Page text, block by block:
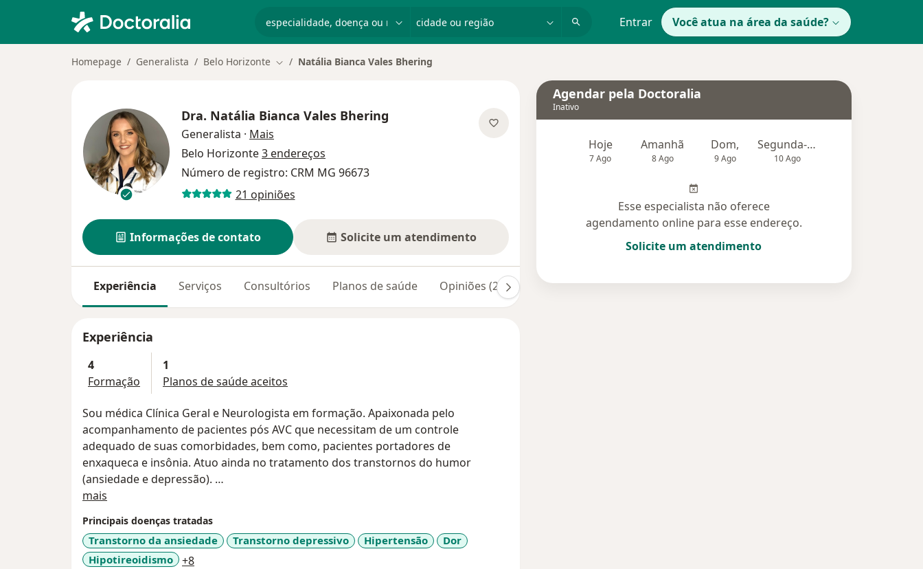
Entrar Você atua na área da saúde?
Homepage Generalista Belo Horizonte Mudar de cidade
Natália Bianca Vales Bhering
Dra. Natália Bianca Vales Bhering
Generalista · Mais
Belo Horizonte3 endereços
Número de registro: CRM MG 96673
21 opiniões
Informações de contato Solicite um atendimento
Experiência Serviços Consultórios Planos de saúde Opiniões (21) Dúvidas respondidas (9)
Experiência
4
Formação
1
Planos de saúde aceitos
Sou médica Clínica Geral e Neurologista em formação. Apaixonada pelo
acompanhamento de pacientes pós AVC que necessitam de um controle
adequado de suas comorbidades, bem como, pacientes portadores de
enxaqueca e insônia. Atuo ainda no tratamento dos transtornos do humor
(ansiedade e depressão).
Sou apaixonada pelo atendimento clínico e valorizo muito o vínculo entre médico
praticar a Medicina Baseada em Evidências Cientificas. Sou elogiada pelos
pacientes por ser uma médica atenciosa e competente.
mais
Principais doenças tratadas
Transtorno da ansiedade Transtorno depressivo Hipertensão
Dor
Hipotireoidismo
+8a11y_sr_more_diseases
Agendar pela Doctoralia
Inativo
Hoje
7 Ago
Amanhã
8 Ago
Dom,
9 Ago
Segunda-feira
10 Ago
Esse especialista não oferece
agendamento online para esse endereço.
Solicite um atendimento